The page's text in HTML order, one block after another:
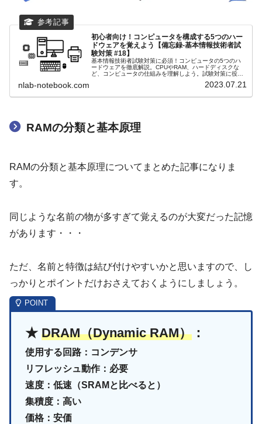
初心者向け！コンピュータを構成する5つのハー
ドウェアを覚えよう【備忘録-基本情報技術者試
験対策 #18】
基本情報技術者試験対策に必須！コンピュータの5つのハ
ードウェアを徹底解説。CPUやRAM、ハードディスクな
ど、コンピュータの仕組みを理解しよう。試験対策に役立
nlab-notebook.com 2023.07.21
RAMの分類と基本原理
RAMの分類と基本原理についてまとめた記事になりま
す。
同じような名前の物が多すぎて覚えるのが大変だった記憶
があります・・・
ただ、名前と特徴は結び付けやすいかと思いますので、し
っかりとポイントだけおさえておくようにしましょう。
★ DRAM（Dynamic RAM） ：
使用する回路：コンデンサ
リフレッシュ動作：必要
速度：低速（SRAMと比べると）
集積度：高い
価格：安価